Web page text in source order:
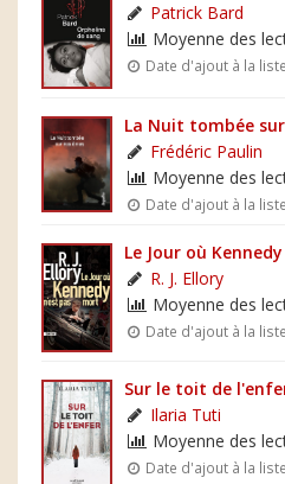
Patrick Bard
Moyenne des
Date d'ajout à la
La Nuit tombée
Frédéric Paulin
Moyenne des
Date d'ajout à la
Le Jour où
R. J. Ellory
Moyenne des
Date d'ajout à la
Sur le toit de
Ilaria Tuti
Moyenne des
Date d'ajout à la